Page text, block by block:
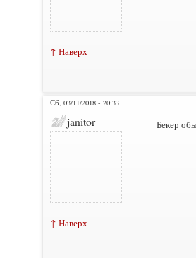
↑ Наверх
Сб, 03/11/2018 - 20:33
janitor Бекер
↑ Наверх